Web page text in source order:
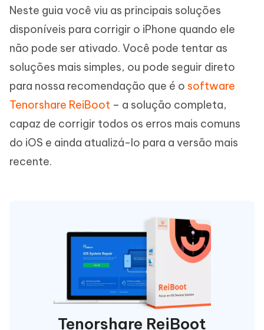
Neste guia você viu as principais soluções
disponíveis para corrigir o iPhone quando ele
não pode ser ativado. Você pode tentar as
soluções mais simples, ou pode seguir direto
para nossa recomendação que é o software
Tenorshare ReiBoot – a solução completa,
capaz de corrigir todos os erros mais comuns
do iOS e ainda atualizá-lo para a versão mais
recente.
Tenorshare ReiBoot